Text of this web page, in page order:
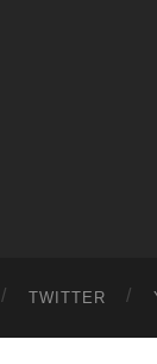
TWITTER